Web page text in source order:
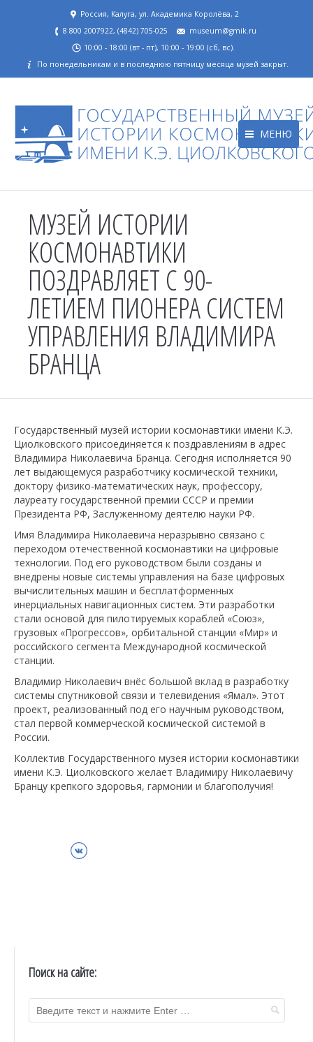
Россия, Калуга, ул. Академика Королёва, 2
8 800 2007922, (4842) 705-025
museum@gmik.ru
10:00 - 18:00 (вт - пт), 10:00 - 19:00 (сб, вс).
По понедельникам и в последнюю пятницу месяца музей закрыт.
МЕНЮ
МУЗЕЙ ИСТОРИИ
КОСМОНАВТИКИ
ПОЗДРАВЛЯЕТ С 90-
ЛЕТИЕМ ПИОНЕРА СИСТЕМ
УПРАВЛЕНИЯ ВЛАДИМИРА
БРАНЦА
Государственный музей истории космонавтики имени К.Э.
Циолковского присоединяется к поздравлениям в адрес
Владимира Николаевича Бранца. Сегодня исполняется 90
лет выдающемуся разработчику космической техники,
доктору физико-математических наук, профессору,
лауреату государственной премии СССР и премии
Президента РФ, Заслуженному деятелю науки РФ.
Имя Владимира Николаевича неразрывно связано с
переходом отечественной космонавтики на цифровые
технологии. Под его руководством были созданы и
внедрены новые системы управления на базе цифровых
вычислительных машин и бесплатформенных
инерциальных навигационных систем. Эти разработки
стали основой для пилотируемых кораблей «Союз»,
грузовых «Прогрессов», орбитальной станции «Мир» и
российского сегмента Международной космической
станции.
Владимир Николаевич внёс большой вклад в разработку
системы спутниковой связи и телевидения «Ямал». Этот
проект, реализованный под его научным руководством,
стал первой коммерческой космической системой в
России.
Коллектив Государственного музея истории космонавтики
имени К.Э. Циолковского желает Владимиру Николаевичу
Бранцу крепкого здоровья, гармонии и благополучия!
ВКонтакте
Поиск на сайте: